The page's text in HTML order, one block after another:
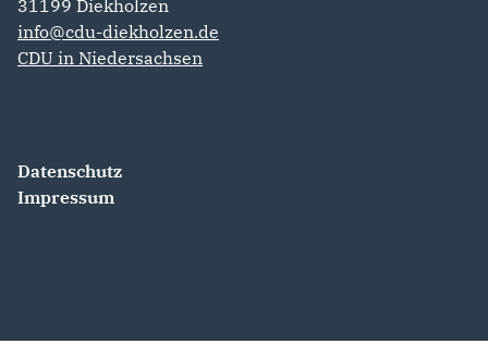
31199 Diekholzen
info@cdu-diekholzen.de
CDU in Niedersachsen
Datenschutz
Impressum